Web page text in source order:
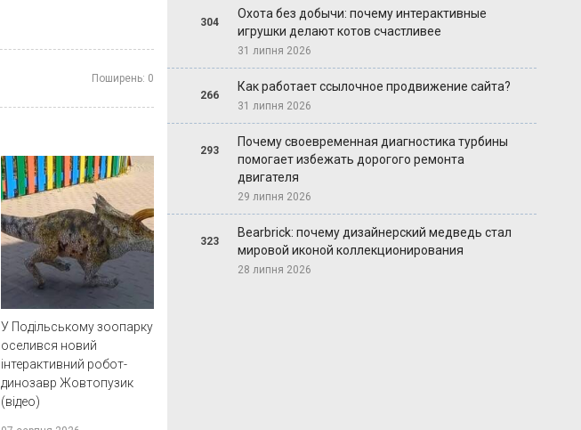
Поширень: 0
У Подільському зоопарку
оселився новий
інтерактивний робот-
динозавр Жовтопузик
(відео)
304
Охота без добычи: почему интерактивные
игрушки делают котов счастливее
31 липня 2026
266
Как работает ссылочное продвижение сайта?
31 липня 2026
293
Почему своевременная диагностика турбины
помогает избежать дорогого ремонта
двигателя
29 липня 2026
323
Bearbrick: почему дизайнерский медведь стал
мировой иконой коллекционирования
28 липня 2026